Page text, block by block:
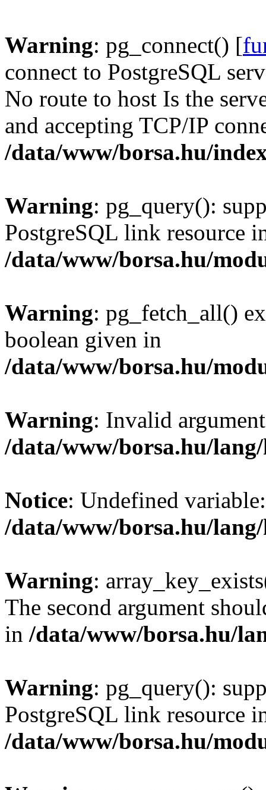
Warning: pg_connect() [
connect to PostgreSQL
No route to host Is the
and accepting TCP/IP
/data/www/borsa.hu/
Warning: pg_query():
PostgreSQL link resource
/data/www/borsa.hu/
Warning: pg_fetch_all()
boolean given in
/data/www/borsa.hu/
Warning: Invalid
/data/www/borsa.hu/
Notice: Undefined
/data/www/borsa.hu/
Warning:
The second argument
in /data/www/borsa.hu/
Warning: pg_query():
PostgreSQL link resource
/data/www/borsa.hu/